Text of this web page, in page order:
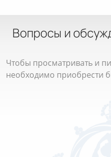
Вопросы и
Чтобы просматривать и
необходимо приобрести